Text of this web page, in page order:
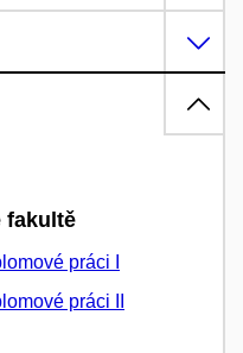
fakultě
práci I
práci II